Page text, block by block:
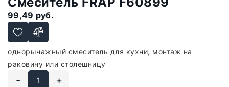
99,49 руб.
однорычажный смеситель для кухни, монтаж на
раковину или столешницу
- +